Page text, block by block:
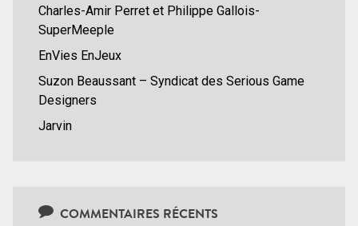
Charles-Amir Perret et Philippe Gallois-
SuperMeeple
EnVies EnJeux
Suzon Beaussant – Syndicat des Serious Game
Designers
Jarvin
COMMENTAIRES RÉCENTS